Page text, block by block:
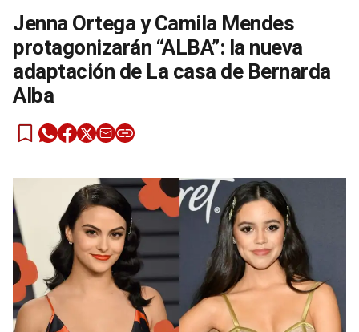
Jenna Ortega y Camila Mendes
protagonizarán “ALBA”: la nueva
adaptación de La casa de Bernarda
Alba